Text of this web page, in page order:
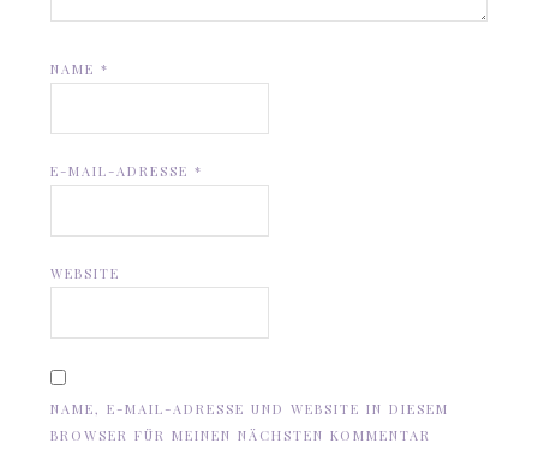
NAME*
E-MAIL-ADRESSE*
WEBSITE
NAME, E-MAIL-ADRESSE UND WEBSITE IN DIESEM
BROWSER FÜR MEINEN NÄCHSTEN KOMMENTAR